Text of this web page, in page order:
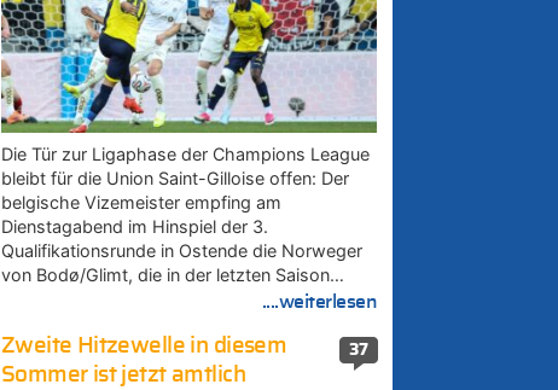
Die Tür zur Ligaphase der Champions League
bleibt für die Union Saint-Gilloise offen: Der
belgische Vizemeister empfing am
Dienstagabend im Hinspiel der 3.
Qualifikationsrunde in Ostende die Norweger
von Bodø/Glimt, die in der letzten Saison…
....weiterlesen
37
Zweite Hitzewelle in diesem
Sommer ist jetzt amtlich